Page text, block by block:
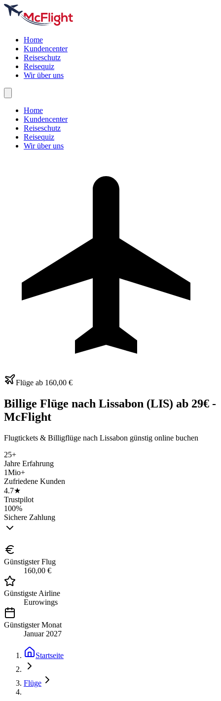
Home
Kundencenter
Reiseschutz
Reisequiz
Wir über uns
Home
Kundencenter
Reiseschutz
Reisequiz
Wir über uns
Flüge ab 160,00 €
Billige Flüge nach Lissabon (LIS) ab 29€ -
McFlight
Flugtickets & Billigflüge nach Lissabon günstig online buchen
25+
Jahre Erfahrung
1Mio+
Zufriedene Kunden
4.7★
Trustpilot
100%
Sichere Zahlung
Günstigster Flug
160,00 €
Günstigste Airline
Eurowings
Günstigster Monat
Januar 2027
Startseite
Flüge